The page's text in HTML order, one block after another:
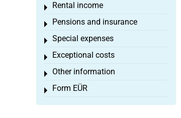
Rental income
Toggle menu
Pensions and insurance
Toggle menu
Special expenses
Toggle menu
Exceptional costs
Toggle menu
Other information
Toggle menu
Form EÜR
Toggle menu